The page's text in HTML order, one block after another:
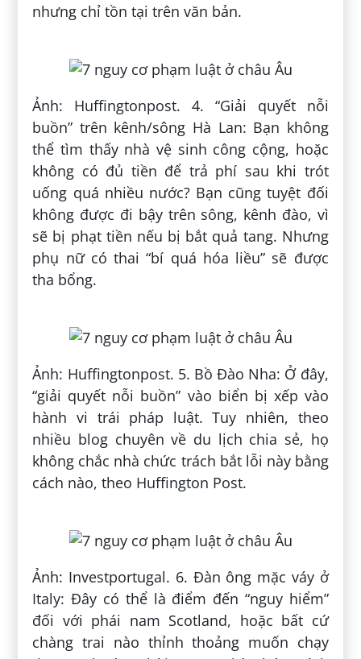
nhưng chỉ tồn tại trên văn bản.
Ảnh: Huffingtonpost. 4. “Giải quyết nỗi
buồn” trên kênh/sông Hà Lan: Bạn không
thể tìm thấy nhà vệ sinh công cộng, hoặc
không có đủ tiền để trả phí sau khi trót
uống quá nhiều nước? Bạn cũng tuyệt đối
không được đi bậy trên sông, kênh đào, vì
sẽ bị phạt tiền nếu bị bắt quả tang. Nhưng
phụ nữ có thai “bí quá hóa liều” sẽ được
tha bổng.
Ảnh: Huffingtonpost. 5. Bồ Đào Nha: Ở đây,
“giải quyết nỗi buồn” vào biển bị xếp vào
hành vi trái pháp luật. Tuy nhiên, theo
nhiều blog chuyên về du lịch chia sẻ, họ
không chắc nhà chức trách bắt lỗi này bằng
cách nào, theo Huffington Post.
Ảnh: Investportugal. 6. Đàn ông mặc váy ở
Italy: Đây có thể là điểm đến “nguy hiểm”
đối với phái nam Scotland, hoặc bất cứ
chàng trai nào thỉnh thoảng muốn chạy